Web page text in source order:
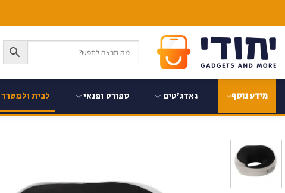
content
מידע נוסף גאדג'טים ספורט ופנאי לבית ולמשרד